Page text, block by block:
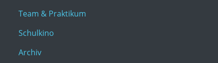
Team & Praktikum
Schulkino
Archiv